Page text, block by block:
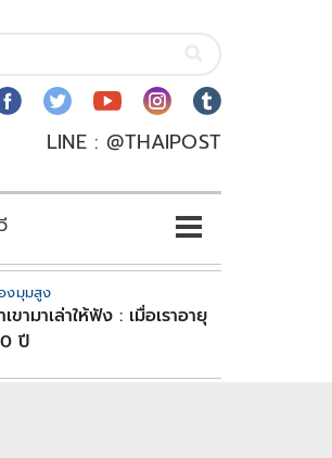
LINE : @THAIPOST
งมุมสูง
เขามาเล่าให้ฟัง : เมื่อเราอายุ
ปี